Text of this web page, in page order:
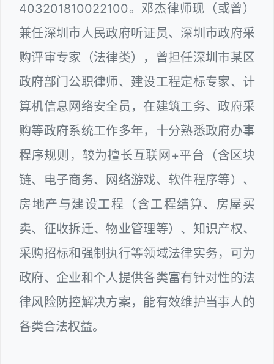
403201810022100。邓杰律师现（或曾）
兼任深圳市人民政府听证员、深圳市政府采
购评审专家（法律类），曾担任深圳市某区
政府部门公职律师、建设工程定标专家、计
算机信息网络安全员，在建筑工务、政府采
购等政府系统工作多年，十分熟悉政府办事
程序规则，较为擅长互联网+平台（含区块
链、电子商务、网络游戏、软件程序等）、
房地产与建设工程（含工程结算、房屋买
卖、征收拆迁、物业管理等）、知识产权、
采购招标和强制执行等领域法律实务，可为
政府、企业和个人提供各类富有针对性的法
律风险防控解决方案，能有效维护当事人的
各类合法权益。